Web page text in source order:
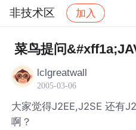
非技术区 加入
社区 非技术区
菜鸟提问
lclgreatwall
2005-03-06
大家觉得J2EE,J2SE 还有
啊？